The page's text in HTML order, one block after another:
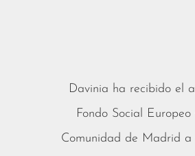
Davinia ha recibido el
Fondo Social
Comunidad de Madrid a